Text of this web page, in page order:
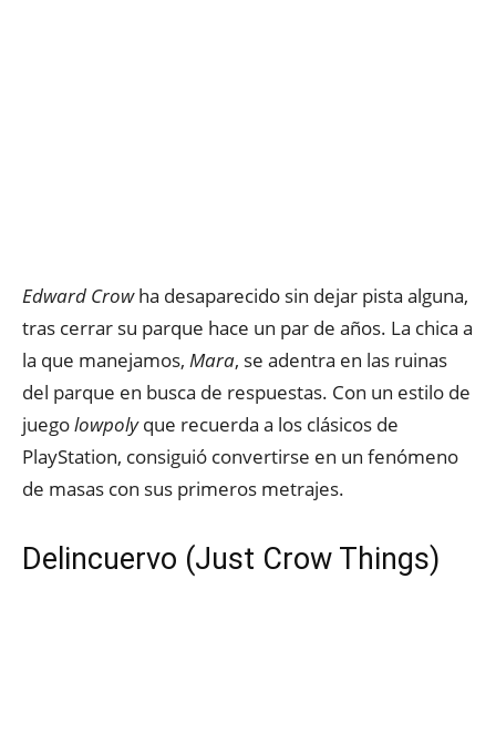
Edward Crowha desaparecido sin dejar pista alguna,
tras cerrar su parque hace un par de años. La chica a
la que manejamos, Mara, se adentra en las ruinas
del parque en busca de respuestas. Con un estilo de
juegolowpolyque recuerda a los clásicos de
PlayStation, consiguió convertirse en un fenómeno
de masas con sus primeros metrajes.
Delincuervo (Just Crow Things)